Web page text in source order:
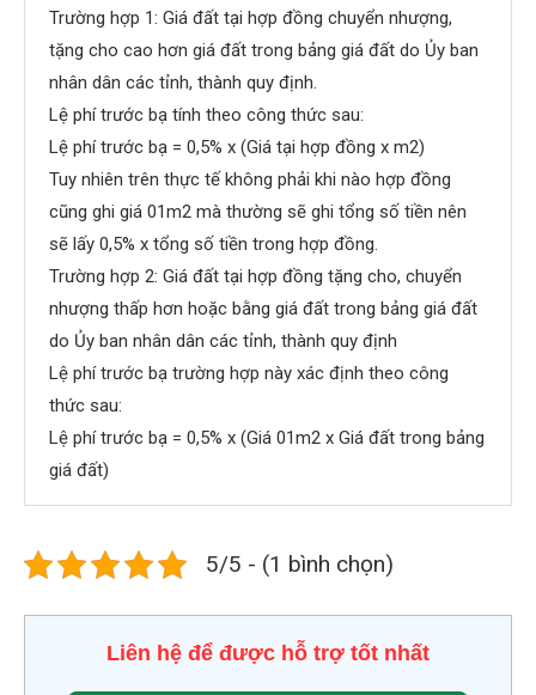
Trường hợp 1: Giá đất tại hợp đồng chuyển nhượng,
tặng cho cao hơn giá đất trong bảng giá đất do Ủy ban
nhân dân các tỉnh, thành quy định.
Lệ phí trước bạ tính theo công thức sau:
Lệ phí trước bạ = 0,5% x (Giá tại hợp đồng x m2)
Tuy nhiên trên thực tế không phải khi nào hợp đồng
cũng ghi giá 01m2 mà thường sẽ ghi tổng số tiền nên
sẽ lấy 0,5% x tổng số tiền trong hợp đồng.
Trường hợp 2: Giá đất tại hợp đồng tặng cho, chuyển
nhượng thấp hơn hoặc bằng giá đất trong bảng giá đất
do Ủy ban nhân dân các tỉnh, thành quy định
Lệ phí trước bạ trường hợp này xác định theo công
thức sau:
Lệ phí trước bạ = 0,5% x (Giá 01m2 x Giá đất trong bảng
giá đất)
5/5 - (1 bình chọn)
Liên hệ để được hỗ trợ tốt nhất